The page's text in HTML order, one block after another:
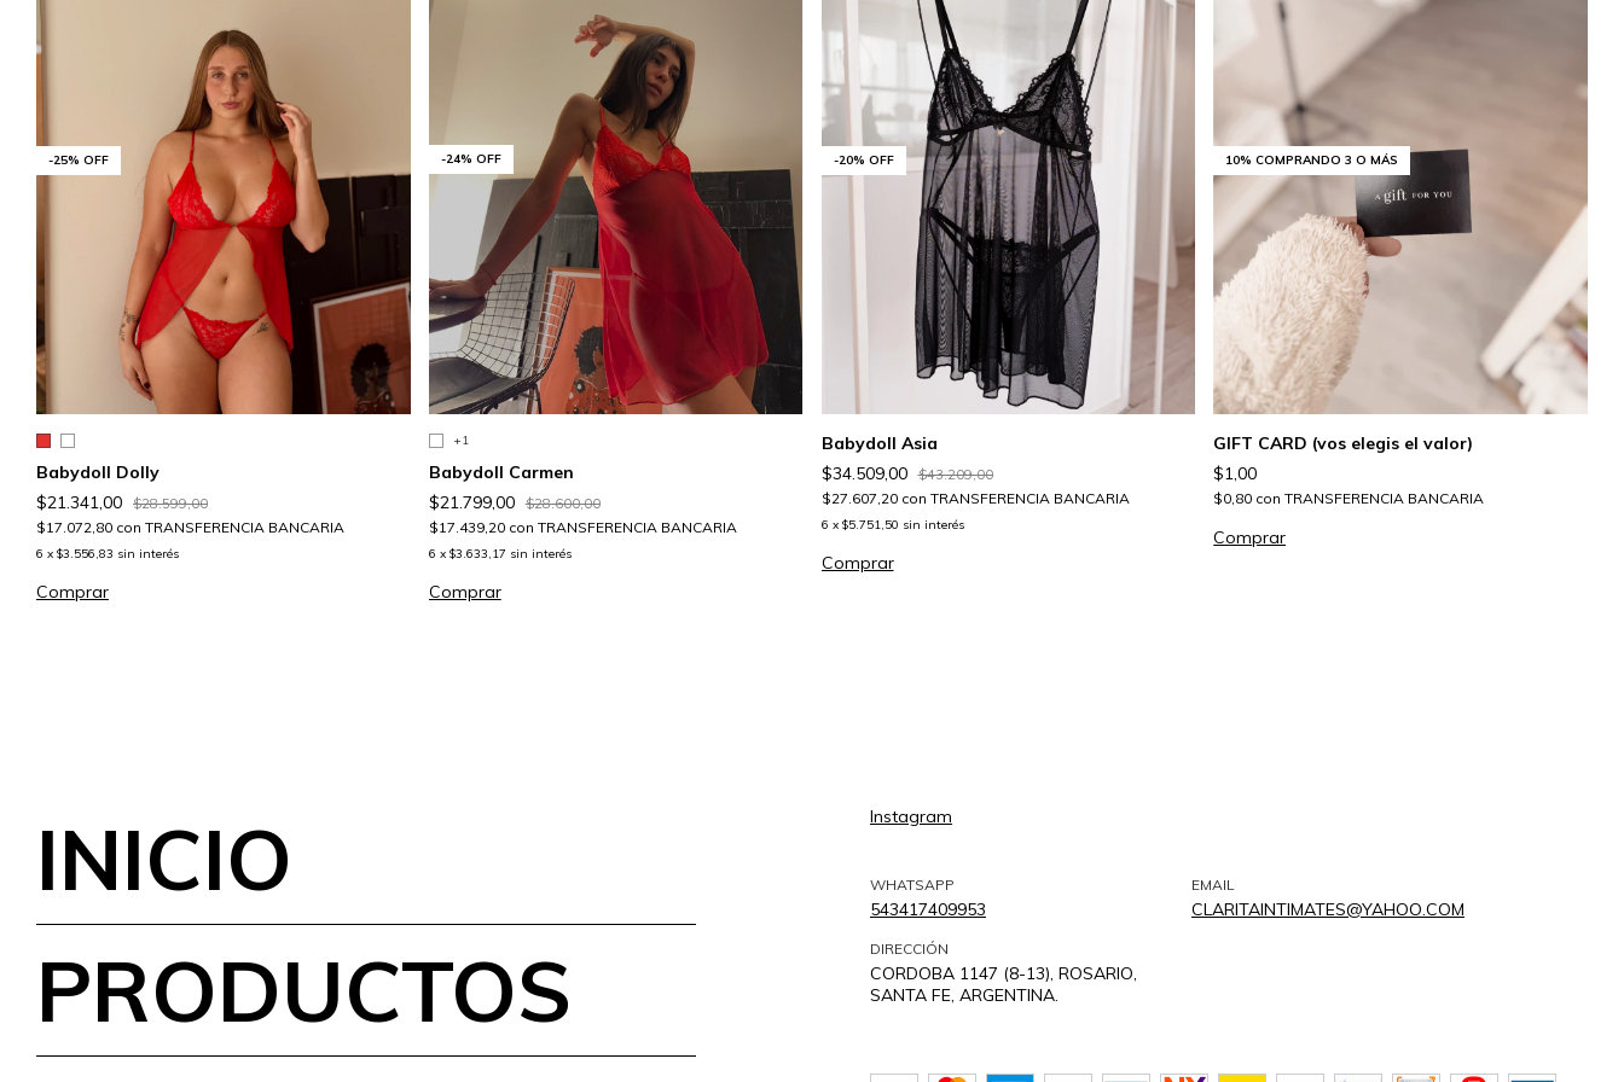
-25% OFF
Babydoll Dolly
$21.341,00
$28.599,00
$17.072,80 con TRANSFERENCIA BANCARIA
6 x $3.556,83 sin interés
Comprar
-24% OFF
+1
Babydoll Carmen
$21.799,00
$28.600,00
$17.439,20 con TRANSFERENCIA BANCARIA
6 x $3.633,17 sin interés
Comprar
-20% OFF
Babydoll Asia
$34.509,00
$43.209,00
$27.607,20 con TRANSFERENCIA BANCARIA
6 x $5.751,50 sin interés
Comprar
10%COMPRANDO 3 O MÁS
GIFT CARD (vos elegis el valor)
$1,00
$0,80 con TRANSFERENCIA BANCARIA
INICIO
PRODUCTOS
Instagram
WHATSAPP
543417409953
EMAIL
CLARITAINTIMATES@YAHOO.COM
DIRECCIÓN
CORDOBA 1147 (8-13), ROSARIO,
SANTA FE, ARGENTINA.